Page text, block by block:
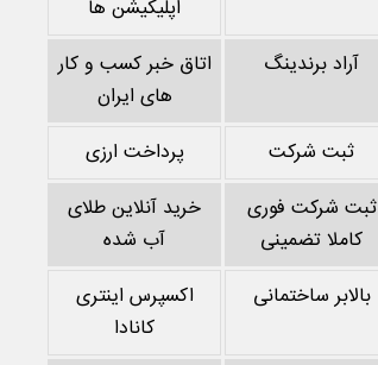
اپلیکیشن ها
آراد برندینگ
اتاق خبر کسب و کار
های ایران
ثبت شرکت
پرداخت ارزی
ثبت شرکت فوری
کاملا تضمینی
خرید آنلاین طلای
آب شده
بالابر ساختمانی
اکسپرس اینتری
کانادا